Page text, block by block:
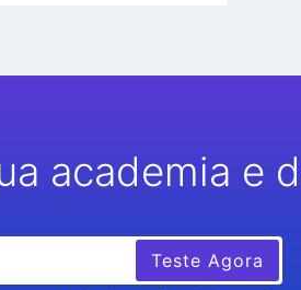
academia e
Teste Agora